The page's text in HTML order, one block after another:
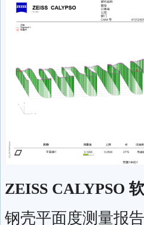
ZEISS CALYPSO 软
钢壳平面度测量报